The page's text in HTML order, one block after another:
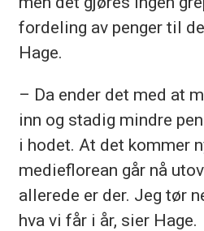
fordeling av penger til
Hage.
– Da ender det med at
inn og stadig mindre
i hodet. At det kommer
medieflorean går nå
allerede er der. Jeg tør
hva vi får i år, sier Hage.